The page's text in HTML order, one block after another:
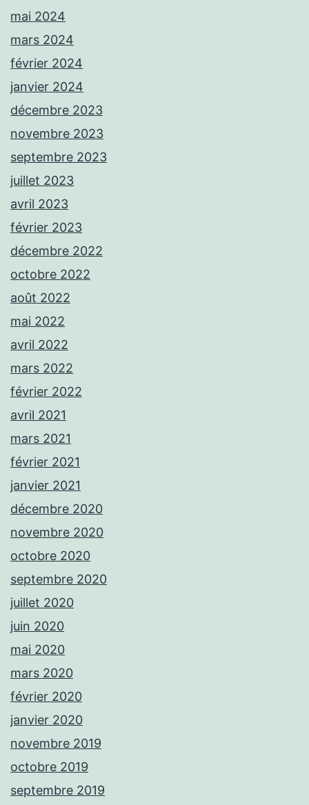
mai 2024
mars 2024
février 2024
janvier 2024
décembre 2023
novembre 2023
septembre 2023
juillet 2023
avril 2023
février 2023
décembre 2022
octobre 2022
août 2022
mai 2022
avril 2022
mars 2022
février 2022
avril 2021
mars 2021
février 2021
janvier 2021
décembre 2020
novembre 2020
octobre 2020
septembre 2020
juillet 2020
juin 2020
mai 2020
mars 2020
février 2020
janvier 2020
novembre 2019
octobre 2019
septembre 2019